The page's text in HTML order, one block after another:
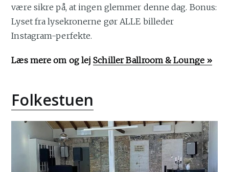
være sikre på, at ingen glemmer denne dag. Bonus:
Lyset fra lysekronerne gør ALLE billeder
Instagram-perfekte.
Læs mere om og lejSchiller Ballroom & Lounge »
Folkestuen